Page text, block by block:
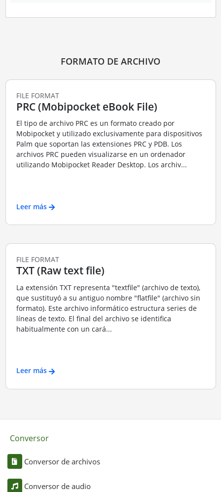
FORMATO DE ARCHIVO
FILE FORMAT
PRC (Mobipocket eBook File)
El tipo de archivo PRC es un formato creado por
Mobipocket y utilizado exclusivamente para dispositivos
Palm que soportan las extensiones PRC y PDB. Los
archivos PRC pueden visualizarse en un ordenador
utilizando Mobipocket Reader Desktop. Los archiv...
Leer más
FILE FORMAT
TXT (Raw text file)
La extensión TXT representa "textfile" (archivo de texto),
que sustituyó a su antiguo nombre "flatfile" (archivo sin
formato). Este archivo informático estructura series de
líneas de texto. El final del archivo se identifica
habitualmente con un cará...
Leer más
Conversor
Conversor de archivos
Conversor de audio